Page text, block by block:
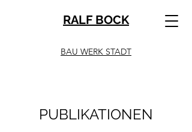
RALF BOCK
BAU WERK STADT
PUBLIKATIONEN